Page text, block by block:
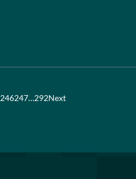
246247…292Next